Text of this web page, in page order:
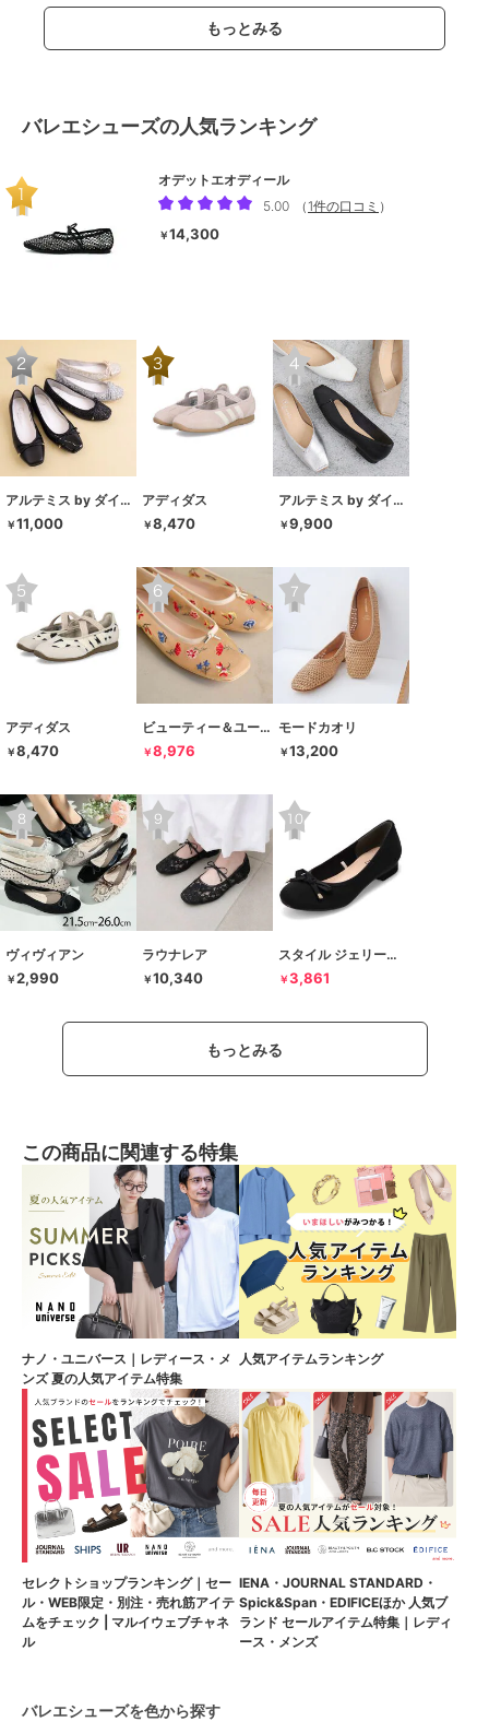
もっとみる
バレエシューズの人気ランキング
オデットエオディール
5.00
（ 1件の口コミ ）
￥14,300
アルテミス by ダイアナ
￥11,000
アディダス
￥8,470
アルテミス by ダイアナ
￥9,900
アディダス
￥8,470
ビューティー＆ユース ユナイテッドアローズ
￥8,976
モードカオリ
￥13,200
ヴィヴィアン
￥2,990
ラウナレア
￥10,340
スタイル ジェリービーンズ
￥3,861
もっとみる
この商品に関連する特集
ナノ・ユニバース｜レディース・メ
ンズ 夏の人気アイテム特集
人気アイテムランキング
セレクトショップランキング｜セー
ル・WEB限定・別注・売れ筋アイテ
ムをチェック | マルイウェブチャネ
ル
IENA・JOURNAL STANDARD・
Spick&Span・EDIFICEほか 人気ブ
ランド セールアイテム特集｜レディ
ース・メンズ
バレエシューズを色から探す